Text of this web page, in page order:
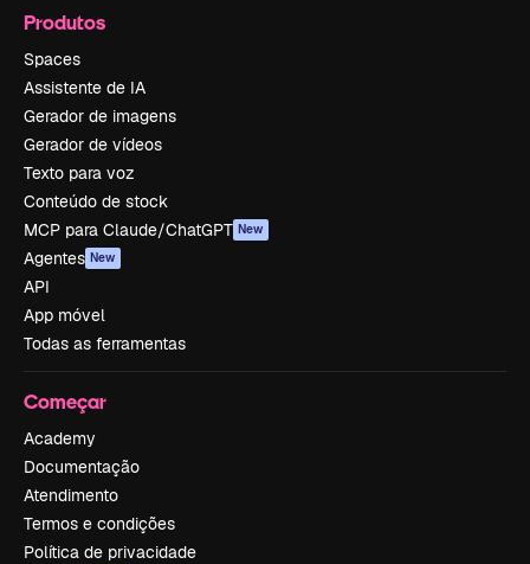
Produtos
Spaces
Assistente de IA
Gerador de imagens
Gerador de vídeos
Texto para voz
Conteúdo de stock
MCP para Claude/ChatGPT New
Agentes New
API
App móvel
Todas as ferramentas
Começar
Academy
Documentação
Atendimento
Termos e condições
Política de privacidade